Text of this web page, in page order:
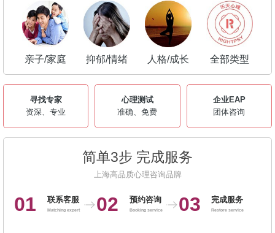
亲子/家庭 抑郁/情绪 人格/成长 全部类型
寻找专家
资深、专业
心理测试
准确、免费
企业EAP
团体咨询
简单3步 完成服务
上海高品质心理咨询品牌
01 联系客服
Matching expert 02 预约咨询
Booking service 03 完成服务
Restore service